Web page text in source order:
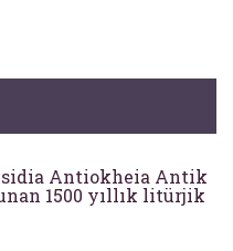
Antiokheia Antik
1500 yıllık litürjik